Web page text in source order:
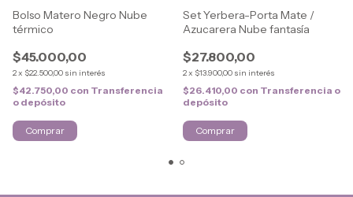
Bolso Matero Negro Nube
térmico
$45.000,00
2x $22.500,00 sin interés
$42.750,00 con Transferencia
o depósito
Set Yerbera-Porta Mate /
Azucarera Nube fantasía
$27.800,00
2x $13.900,00 sin interés
$26.410,00 con Transferencia o
depósito